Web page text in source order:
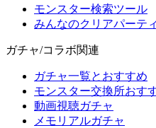
モンスター検索ツール
みんなのクリアパーテ
ガチャ/コラボ関連
ガチャ一覧とおすすめ
モンスター交換所おす
動画視聴ガチャ
メモリアルガチャ